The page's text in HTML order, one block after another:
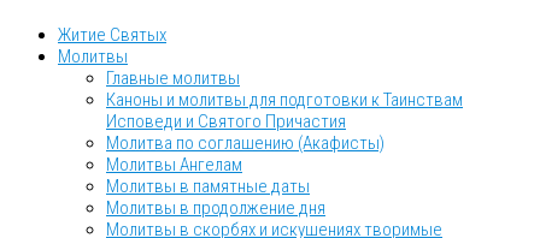
Житие Святых
Молитвы
Главные молитвы
Каноны и молитвы для подготовки к Таинствам
Исповеди и Святого Причастия
Молитва по соглашению (Акафисты)
Молитвы Ангелам
Молитвы в памятные даты
Молитвы в продолжение дня
Молитвы в скорбях и искушениях творимые